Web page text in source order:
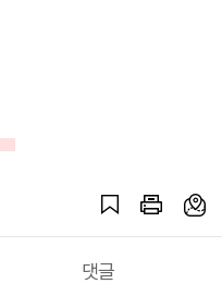
댓글